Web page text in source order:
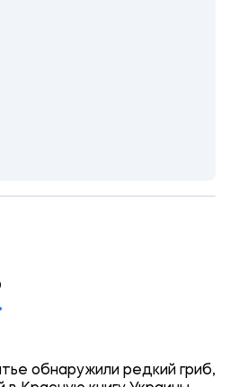
обнаружили редкий гриб,